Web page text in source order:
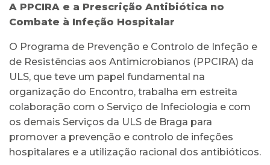
A PPCIRA e a Prescrição Antibiótica no
Combate à Infeção Hospitalar
O Programa de Prevenção e Controlo de Infeção e
de Resistências aos Antimicrobianos (PPCIRA) da
ULS, que teve um papel fundamental na
organização do Encontro, trabalha em estreita
colaboração com o Serviço de Infeciologia e com
os demais Serviços da ULS de Braga para
promover a prevenção e controlo de infeções
hospitalares e a utilização racional dos antibióticos.